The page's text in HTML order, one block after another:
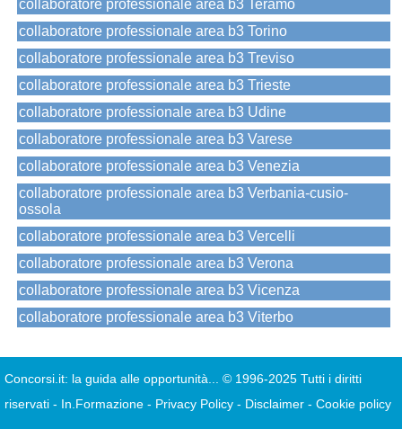
collaboratore professionale area b3 Teramo
collaboratore professionale area b3 Torino
collaboratore professionale area b3 Treviso
collaboratore professionale area b3 Trieste
collaboratore professionale area b3 Udine
collaboratore professionale area b3 Varese
collaboratore professionale area b3 Venezia
collaboratore professionale area b3 Verbania-cusio-
ossola
collaboratore professionale area b3 Vercelli
collaboratore professionale area b3 Verona
collaboratore professionale area b3 Vicenza
collaboratore professionale area b3 Viterbo
Concorsi.it: la guida alle opportunità... © 1996-2025 Tutti i diritti
riservati - In.Formazione - Privacy Policy - Disclaimer - Cookie policy